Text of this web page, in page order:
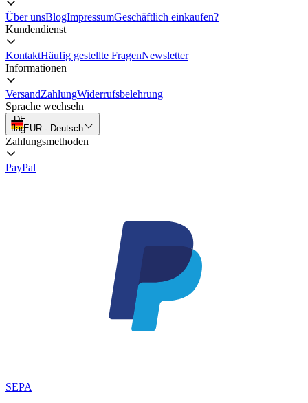
Über unsBlogImpressumGeschäftlich einkaufen?
Kundendienst
KontaktHäufig gestellte FragenNewsletter
Informationen
VersandZahlungWiderrufsbelehrung
Sprache wechseln
DE
flagEUR- Deutsch
Zahlungsmethoden
PayPal
SEPA